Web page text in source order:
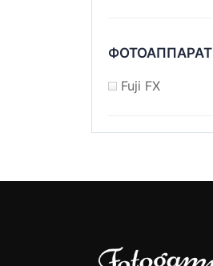
ФОТОАППАРАТ
Fuji FX